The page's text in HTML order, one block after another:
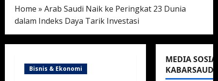
Home » Arab Saudi Naik ke Peringkat 23 Dunia
dalam Indeks Daya Tarik Investasi
Bisnis & Ekonomi
MEDIA